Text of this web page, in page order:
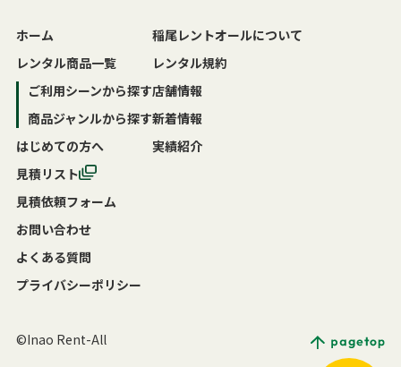
ホーム
レンタル商品一覧
ご利用シーンから探す
商品ジャンルから探す
はじめての方へ
稲尾レントオールについて
レンタル規約
店舗情報
新着情報
実績紹介
見積リスト
見積依頼フォーム
お問い合わせ
よくある質問
プライバシーポリシー
©Inao Rent-All